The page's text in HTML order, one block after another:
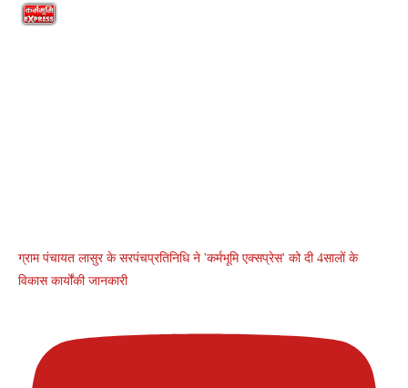
ग्राम पंचायत लासुर के सरपंचप्रतिनिधि ने 'कर्मभूमि एक्सप्रेस' को दी 4सालों के
विकास कार्योंकी जानकारी